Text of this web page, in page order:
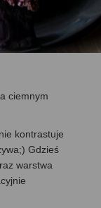
ciemnym
kontrastuje
Gdzieś
warstwa